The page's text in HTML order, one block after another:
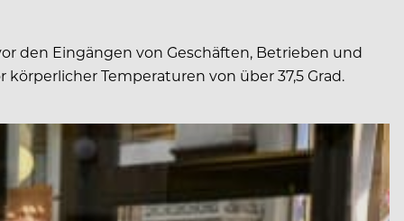
den Eingängen von Geschäften, Betrieben und
Temperaturen von über 37,5 Grad.